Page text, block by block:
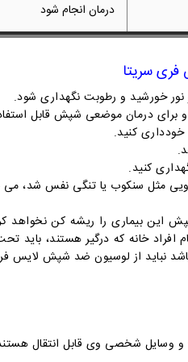
درمان انجام شود
سریتا
درمان موضعی شپش قابل
کنید.
کنید.
مثل سنکوب یا تنگی نفس شد،
بیماری را ریشه کن نخواهد
افراد خانه که درگیر هستند،
نباید از لوسیون ضد شپش لایس
شخصی وی قابل انتقال